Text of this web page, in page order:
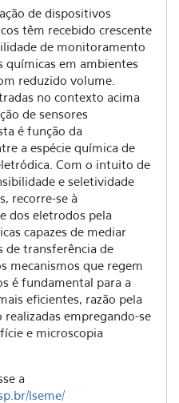
de dispositivos
têm recebido crescente
de monitoramento
químicas em ambientes
reduzido volume.
no contexto acima
de sensores
é função da
a espécie química de
Com o intuito de
e seletividade
recorre-se à
dos eletrodos pela
capazes de mediar
de transferência de
mecanismos que regem
é fundamental para a
eficientes, razão pela
realizadas empregando-se
e microscopia
a
lseme/